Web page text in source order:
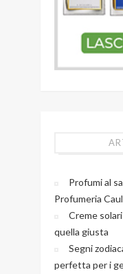
Profumi al
Profumeria
Creme
quella giusta
Segni
perfetta per i